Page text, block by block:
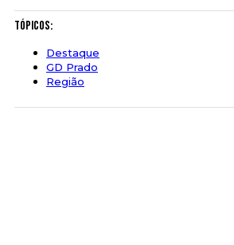
Tópicos:
Destaque
GD Prado
Região